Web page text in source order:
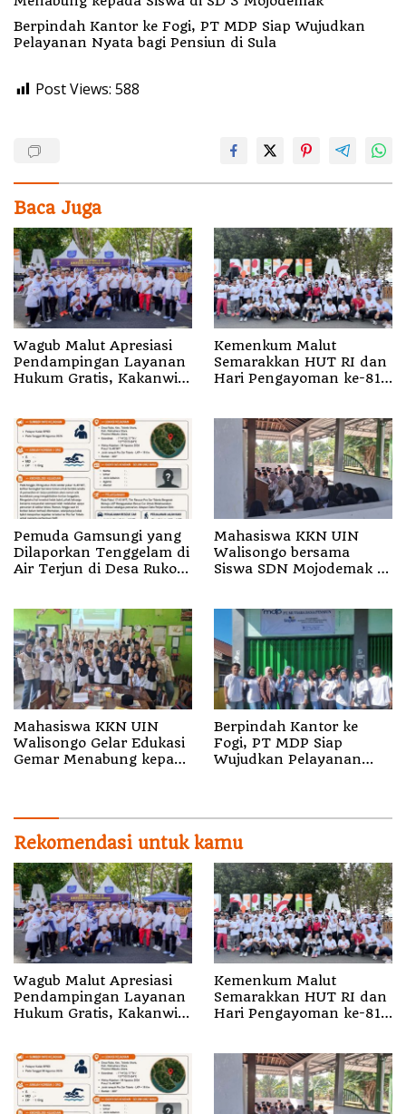
Berpindah Kantor ke Fogi, PT MDP Siap Wujudkan
Pelayanan Nyata bagi Pensiun di Sula
Post Views: 588
Baca Juga
Wagub Malut Apresiasi
Pendampingan Layanan
Hukum Gratis, Kakanwil:
Kemenkum Malut
Semarakkan HUT RI dan
Hari Pengayoman ke-81
Pemuda Gamsungi yang
Dilaporkan Tenggelam di
Air Terjun di Desa Ruko
Mahasiswa KKN UIN
Walisongo bersama
Siswa SDN Mojodemak 3
Mahasiswa KKN UIN
Walisongo Gelar Edukasi
Gemar Menabung kepada
Berpindah Kantor ke
Fogi, PT MDP Siap
Wujudkan Pelayanan
Rekomendasi untuk kamu
Wagub Malut Apresiasi
Pendampingan Layanan
Hukum Gratis, Kakanwil:
Kemenkum Malut
Semarakkan HUT RI dan
Hari Pengayoman ke-81